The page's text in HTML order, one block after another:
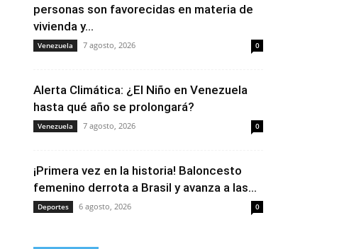
personas son favorecidas en materia de
vivienda y...
Venezuela 7 agosto, 2026 0
Alerta Climática: ¿El Niño en Venezuela
hasta qué año se prolongará?
Venezuela 7 agosto, 2026 0
¡Primera vez en la historia! Baloncesto
femenino derrota a Brasil y avanza a las...
Deportes 6 agosto, 2026 0